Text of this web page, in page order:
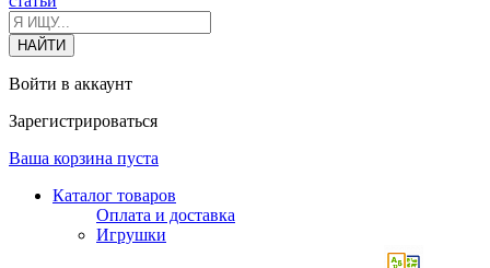
Войти в аккаунт
Зарегистрироваться
Ваша корзина пуста
Каталог товаров
Оплата и доставка
Игрушки